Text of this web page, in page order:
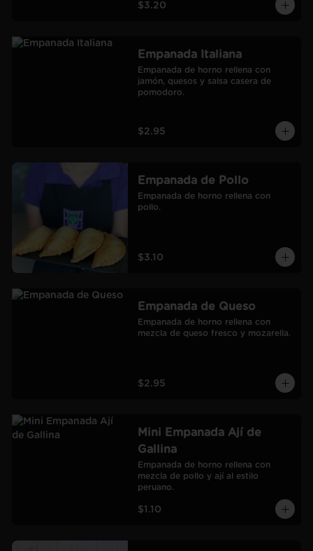
$3.20
Empanada Italiana
Empanada de horno rellena con
jamón, quesos y salsa casera de
pomodoro.
$2.95
Empanada de Pollo
Empanada de horno rellena con
pollo.
$3.10
Empanada de Queso
Empanada de horno rellena con
mezcla de queso fresco y mozarella.
$2.95
Mini Empanada Ají de
Gallina
Empanada de horno rellena con
mezcla de pollo y ají al estilo
peruano.
$1.10